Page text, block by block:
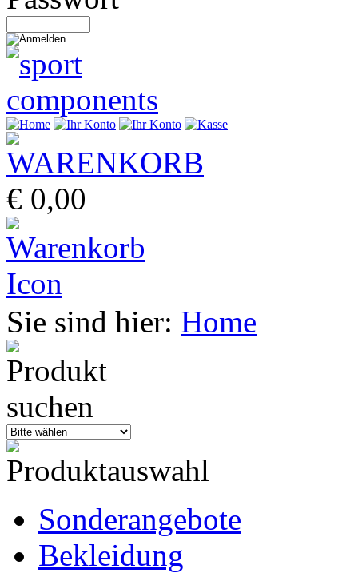
€ 0,00
Sie sind hier: Home
Sonderangebote
Bekleidung